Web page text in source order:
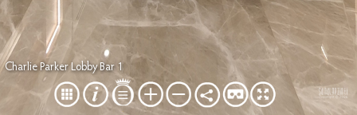
Charlie Parker Lobby Bar 1